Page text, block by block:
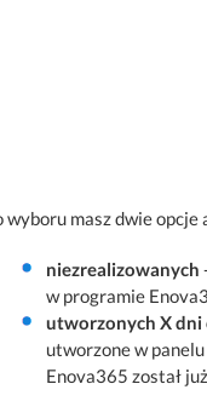
wyboru masz dwie
niezrealizowanych
w programie
utworzonych X
utworzone w
Enova365 został